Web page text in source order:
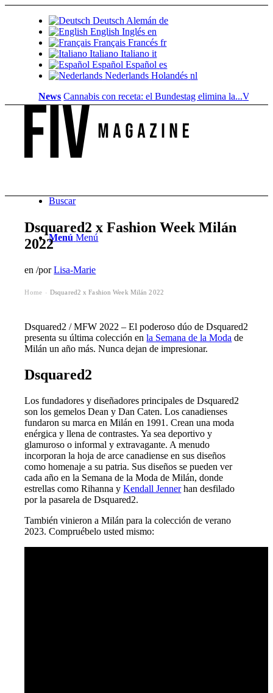
Deutsch Alemán de
English Inglés en
Français Francés fr
Italiano Italiano it
Español Español es
Nederlands Holandés nl
News Cannabis con receta: el Bundestag elimina la...Valor del
Buscar
Menú Menú
Dsquared2 x Fashion Week Milán
2022
en/porLisa-Marie
Home Dsquared2 x Fashion Week Milán 2022
Dsquared2 / MFW 2022 – El poderoso dúo de Dsquared2
presenta su última colección enla Semana de la Moda de
Milán un año más. Nunca dejan de impresionar.
Dsquared2
Los fundadores y diseñadores principales de Dsquared2
son los gemelos Dean y Dan Caten. Los canadienses
fundaron su marca en Milán en 1991. Crean una moda
enérgica y llena de contrastes. Ya sea deportivo y
glamuroso o informal y extravagante. A menudo
incorporan la hoja de arce canadiense en sus diseños
como homenaje a su patria. Sus diseños se pueden ver
cada año en la Semana de la Moda de Milán, donde
estrellas como Rihanna yKendall Jennerhan desfilado
por la pasarela de Dsquared2.
También vinieron a Milán para la colección de verano
2023. Compruébelo usted mismo: